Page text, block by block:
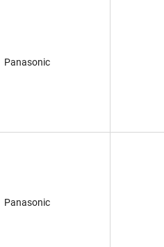
Panasonic
Panasonic